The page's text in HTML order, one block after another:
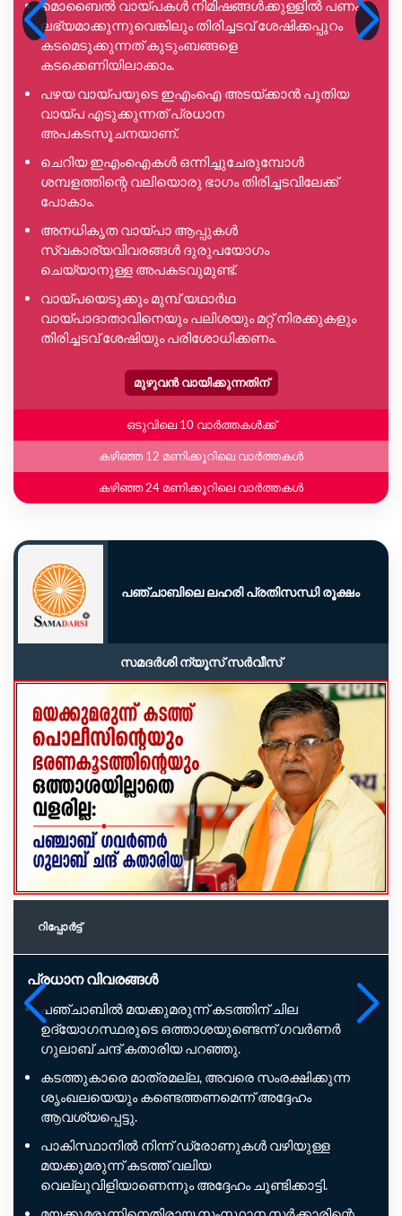
മൊബൈൽ വായ്പകൾ നിമിഷങ്ങൾക്കുള്ളിൽ പണം
ലഭ്യമാക്കുന്നുവെങ്കിലും തിരിച്ചടവ് ശേഷിക്കപ്പുറം
കടമെടുക്കുന്നത് കുടുംബങ്ങളെ
കടക്കെണിയിലാക്കാം.
പഴയ വായ്പയുടെ ഇഎംഐ അടയ്ക്കാൻ പുതിയ
വായ്പ എടുക്കുന്നത് പ്രധാന
അപകടസൂചനയാണ്.
ചെറിയ ഇഎംഐകൾ ഒന്നിച്ചുചേരുമ്പോൾ
ശമ്പളത്തിന്റെ വലിയൊരു ഭാഗം തിരിച്ചടവിലേക്ക്
പോകാം.
അനധികൃത വായ്പാ ആപ്പുകൾ
സ്വകാര്യവിവരങ്ങൾ ദുരുപയോഗം
ചെയ്യാനുള്ള അപകടവുമുണ്ട്.
വായ്പയെടുക്കും മുമ്പ് യഥാർഥ
വായ്പാദാതാവിനെയും പലിശയും മറ്റ് നിരക്കുകളും
തിരിച്ചടവ് ശേഷിയും പരിശോധിക്കണം.
മുഴുവൻ വായിക്കുന്നതിന്
ഒടുവിലെ 10 വാർത്തകൾക്ക്
കഴിഞ്ഞ 12 മണിക്കൂറിലെ വാർത്തകൾ
കഴിഞ്ഞ 24 മണിക്കൂറിലെ വാർത്തകൾ
പഞ്ചാബിലെ ലഹരി പ്രതിസന്ധി രൂക്ഷം
സമദർശി ന്യൂസ് സർവീസ്
റിപ്പോര്‍ട്ട്
പ്രധാന വിവരങ്ങൾ
പഞ്ചാബിൽ മയക്കുമരുന്ന് കടത്തിന് ചില
ഉദ്യോഗസ്ഥരുടെ ഒത്താശയുണ്ടെന്ന് ഗവർണർ
ഗുലാബ് ചന്ദ് കതാരിയ പറഞ്ഞു.
കടത്തുകാരെ മാത്രമല്ല, അവരെ സംരക്ഷിക്കുന്ന
ശൃംഖലയെയും കണ്ടെത്തണമെന്ന് അദ്ദേഹം
ആവശ്യപ്പെട്ടു.
പാകിസ്ഥാനിൽ നിന്ന് ഡ്രോണുകൾ വഴിയുള്ള
മയക്കുമരുന്ന് കടത്ത് വലിയ
വെല്ലുവിളിയാണെന്നും അദ്ദേഹം ചൂണ്ടിക്കാട്ടി.